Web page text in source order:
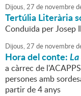
Dijous,27 de novembre
Tertúlia Literària
Conduïda per Josep
Dijous,27 de novembre
Hora del conte:
a càrrec de
persones amb
partir de 4 anys